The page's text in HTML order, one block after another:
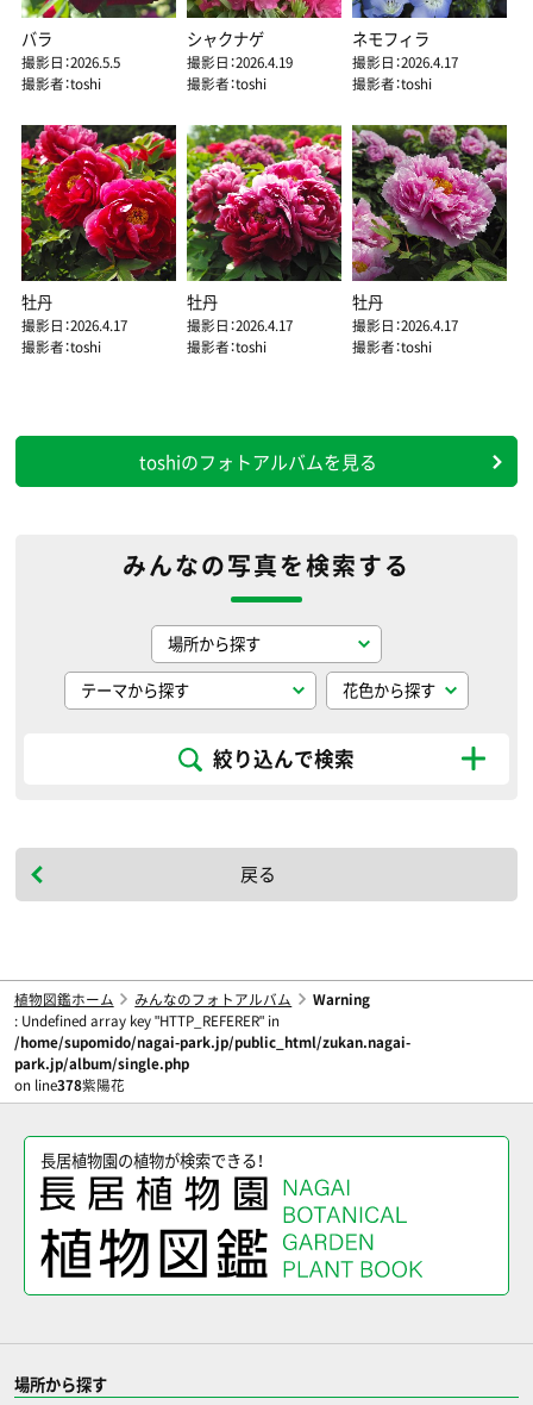
バラ
撮影日：2026.5.5
撮影者：toshi
シャクナゲ
撮影日：2026.4.19
撮影者：toshi
ネモフィラ
撮影日：2026.4.17
撮影者：toshi
牡丹
撮影日：2026.4.17
撮影者：toshi
牡丹
撮影日：2026.4.17
撮影者：toshi
牡丹
撮影日：2026.4.17
撮影者：toshi
toshiのフォトアルバムを見る
みんなの写真を検索する
絞り込んで検索
戻る
植物図鑑ホーム みんなのフォトアルバム
Warning
: Undefined array key "HTTP_REFERER" in
/home/supomido/nagai-park.jp/public_html/zukan.nagai-
park.jp/album/single.php
on line378紫陽花
長居植物園の植物が検索できる！
場所から探す